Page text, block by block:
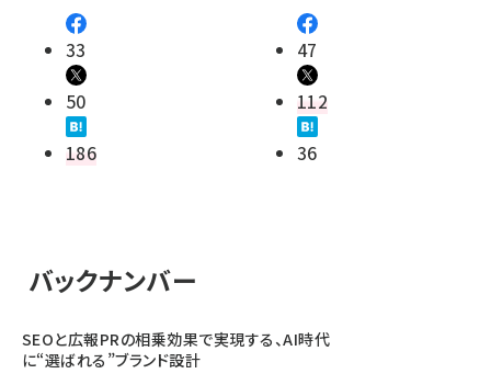
33
50
186
47
112
36
バックナンバー
SEOと広報PRの相乗効果で実現する、AI時代
に“選ばれる”ブランド設計